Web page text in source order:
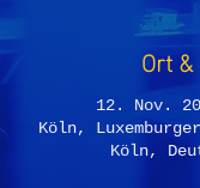
Ort
12. Nov.
Köln,
Köln,